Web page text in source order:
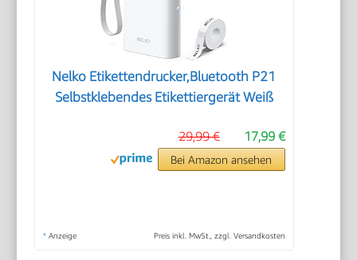
Nelko Etikettendrucker,Bluetooth P21
Selbstklebendes Etikettiergerät Weiß
17,99 €
29,99 €
Bei Amazon ansehen
* Anzeige Preis inkl. MwSt., zzgl. Versandkosten